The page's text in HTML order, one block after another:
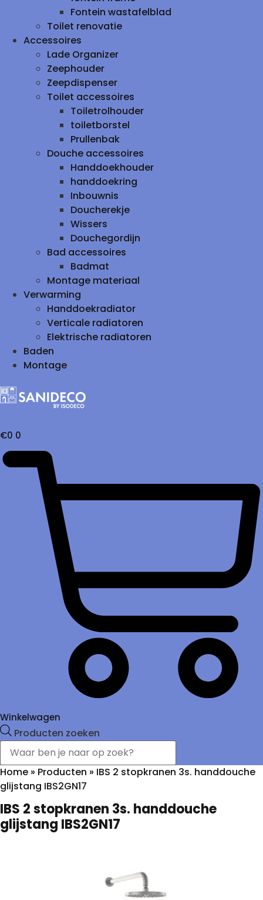
Fontein wastafelblad
Toilet renovatie
Accessoires
Lade Organizer
Zeephouder
Zeepdispenser
Toilet accessoires
Toiletrolhouder
toiletborstel
Prullenbak
Douche accessoires
Handdoekhouder
handdoekring
Inbouwnis
Doucherekje
Wissers
Douchegordijn
Bad accessoires
Badmat
Montage materiaal
Verwarming
Handdoekradiator
Verticale radiatoren
Elektrische radiatoren
Baden
Montage
€0 0
Winkelwagen
Producten zoeken
Home » Producten » IBS 2 stopkranen 3s. handdouche
glijstang IBS2GN17
IBS 2 stopkranen 3s. handdouche
glijstang IBS2GN17